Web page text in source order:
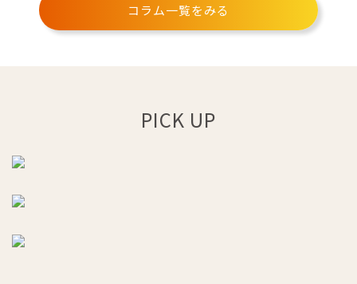
コラム一覧をみる
PICK UP